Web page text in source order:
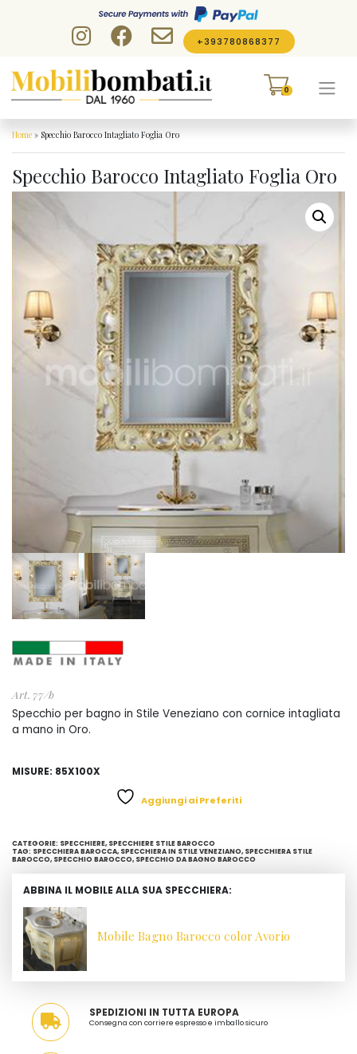
+393780868377
0
Home » Specchio Barocco Intagliato Foglia Oro
Specchio Barocco Intagliato Foglia Oro
Art. 77/b
Specchio per bagno in Stile Veneziano con cornice intagliata
a mano in Oro.
MISURE: 85X100X
Aggiungi ai Preferiti
CATEGORIE: SPECCHIERE, SPECCHIERE STILE BAROCCO
TAG: SPECCHIERA BAROCCA, SPECCHIERA IN STILE VENEZIANO, SPECCHIERA STILE
BAROCCO, SPECCHIO BAROCCO, SPECCHIO DA BAGNO BAROCCO
ABBINA IL MOBILE ALLA SUA SPECCHIERA:
Mobile Bagno Barocco color Avorio
SPEDIZIONI IN TUTTA EUROPA
Consegna con corriere espresso e imballo sicuro